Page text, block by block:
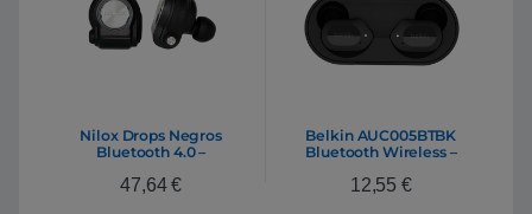
Nilox Drops Negros
Bluetooth 4.0 –
47,64€
Belkin AUC005BTBK
Bluetooth Wireless –
12,55 €